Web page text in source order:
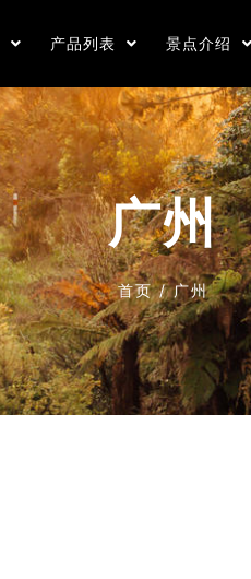
产品列表 景点介绍
广州
首页/广州